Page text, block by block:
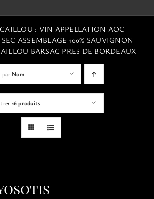
: VIN APPELLATION AOC
ASSEMBLAGE 100% SAUVIGNON
BARSAC PRES DE BORDEAUX
parNom
16 produits